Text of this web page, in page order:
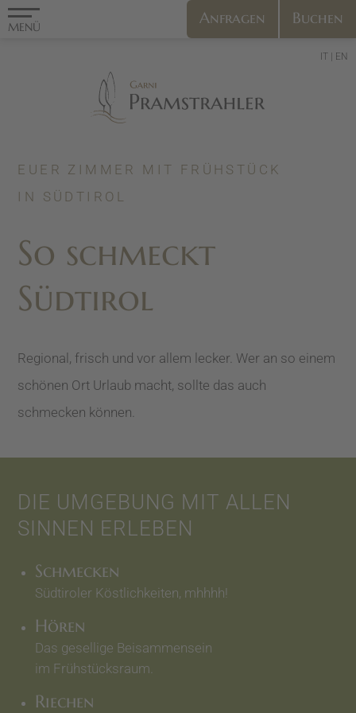
MENÜ
Anfragen Buchen
IT EN
EUER ZIMMER MIT FRÜHSTÜCK
IN SÜDTIROL
So schmeckt
Südtirol
Regional, frisch und vor allem lecker. Wer an so einem
schönen Ort Urlaub macht, sollte das auch
schmecken können.
DIE UMGEBUNG MIT ALLEN
SINNEN ERLEBEN
Schmecken
Südtiroler Köstlichkeiten, mhhhh!
Hören
Das gesellige Beisammensein
im Frühstücksraum.
Riechen